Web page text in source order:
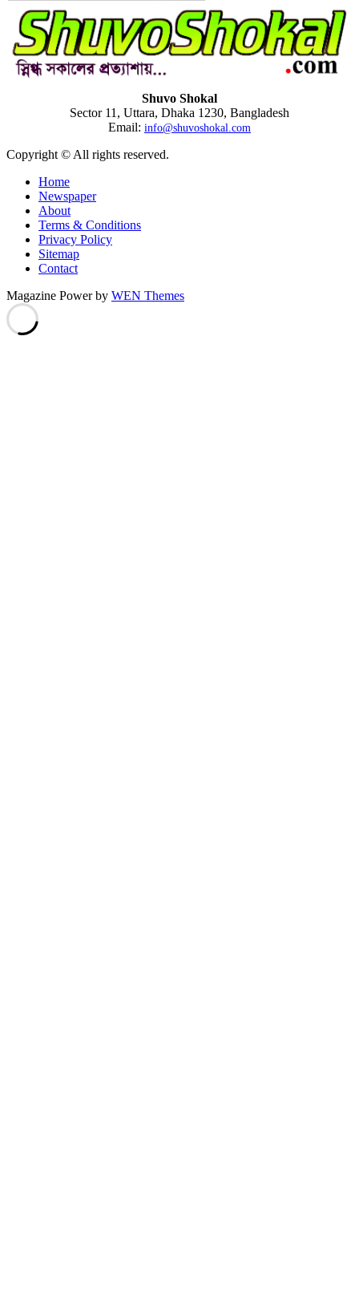
Shuvo Shokal
Sector 11, Uttara, Dhaka 1230, Bangladesh
Email: info@shuvoshokal.com
Copyright © All rights reserved.
Home
Newspaper
About
Terms & Conditions
Privacy Policy
Sitemap
Contact
Magazine Power by WEN Themes